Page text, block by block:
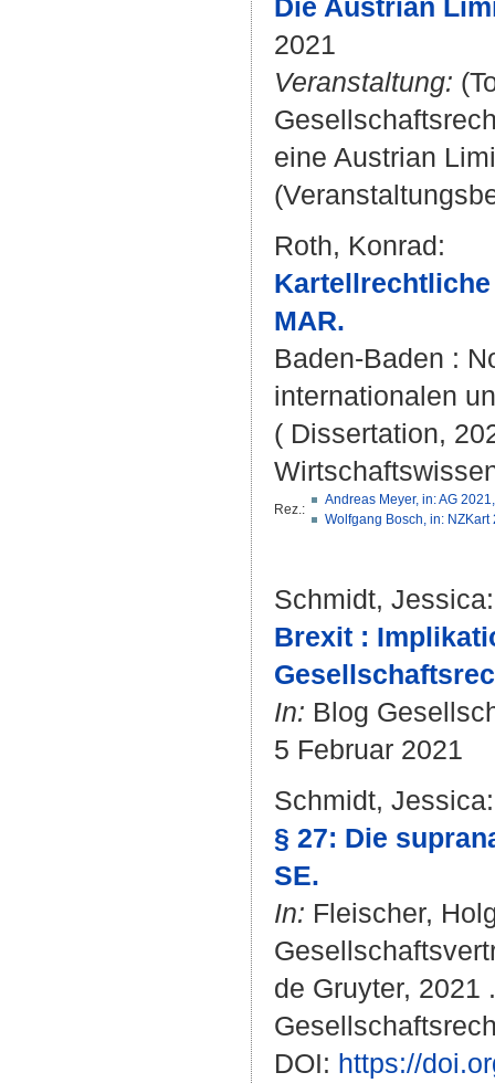
Die Austrian
2021
Veranstaltung:
eine Austrian
Roth, Konrad:
MAR.
Baden-Baden :
internationalen
( Dissertation,
Rez.:
Andreas Meyer, in: AG
Wolfgang Bosch, in: NZKart
Schmidt, Jessica:
Brexit :
In: Blog
5 Februar 2021
Schmidt, Jessica:
§ 27: Die
SE.
In: Fleischer,
de Gruyter, 2021
DOI: https://